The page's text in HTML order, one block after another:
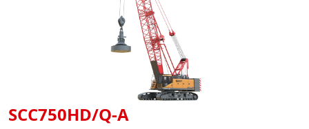
SCC750HD/Q-A